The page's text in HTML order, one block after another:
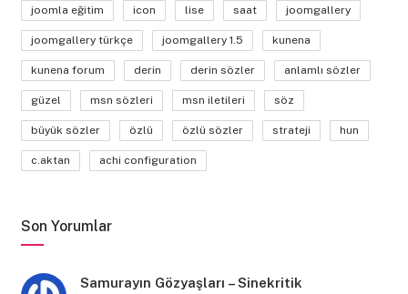
joomla eğitim icon lise saat joomgallery
joomgallery türkçe joomgallery 1.5 kunena
kunena forum derin derin sözler anlamlı sözler
güzel msn sözleri msn iletileri söz
büyük sözler özlü özlü sözler strateji hun
c.aktan achi configuration
Son Yorumlar
Samurayın Gözyaşları – Sinekritik